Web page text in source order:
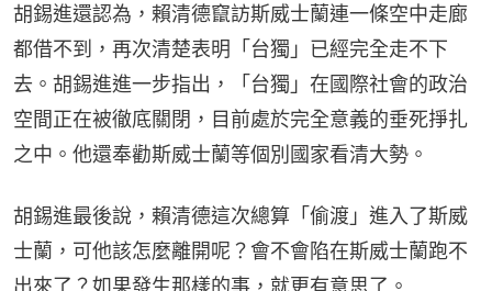
胡錫進還認為，賴清德竄訪斯威士蘭連一條空中走廊
都借不到，再次清楚表明「台獨」已經完全走不下
去。胡錫進進一步指出，「台獨」在國際社會的政治
空間正在被徹底關閉，目前處於完全意義的垂死掙扎
之中。他還奉勸斯威士蘭等個別國家看清大勢。
胡錫進最後說，賴清德這次總算「偷渡」進入了斯威
士蘭，可他該怎麼離開呢？會不會陷在斯威士蘭跑不
出來了？如果發生那樣的事，就更有意思了。